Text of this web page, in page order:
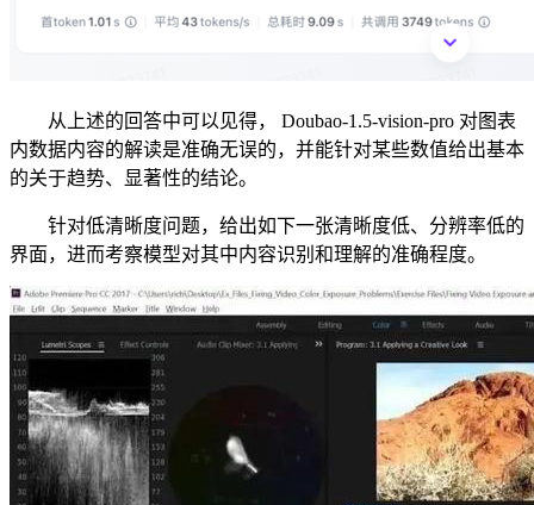
从上述的回答中可以见得， Doubao-1.5-vision-pro 对图表
内数据内容的解读是准确无误的，并能针对某些数值给出基本
的关于趋势、显著性的结论。
针对低清晰度问题，给出如下一张清晰度低、分辨率低的
界面，进而考察模型对其中内容识别和理解的准确程度。